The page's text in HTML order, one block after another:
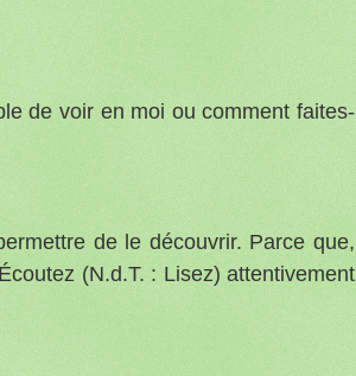
de voir en moi ou comment faites-
de le découvrir. Parce que,
(N.d.T. : Lisez) attentivement